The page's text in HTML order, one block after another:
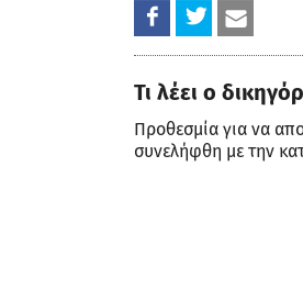
Τι λέει ο
Προθεσμία για να
συνελήφθη με την